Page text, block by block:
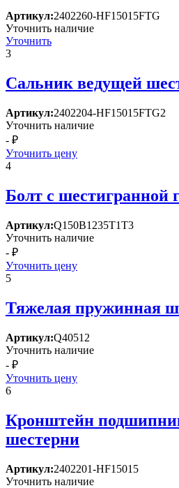
Артикул:2402260-HF15015FTG
Уточнить наличие
Уточнить
3
Сальник ведущей
Артикул:2402204-HF15015FTG2
Уточнить наличие
- ₽
Уточнить цену
4
Болт с шестигранной
Артикул:Q150B1235T1T3
Уточнить наличие
- ₽
Уточнить цену
5
Тяжелая пружинная
Артикул:Q40512
Уточнить наличие
- ₽
Уточнить цену
6
Кронштейн
шестерни
Артикул:2402201-HF15015
Уточнить наличие